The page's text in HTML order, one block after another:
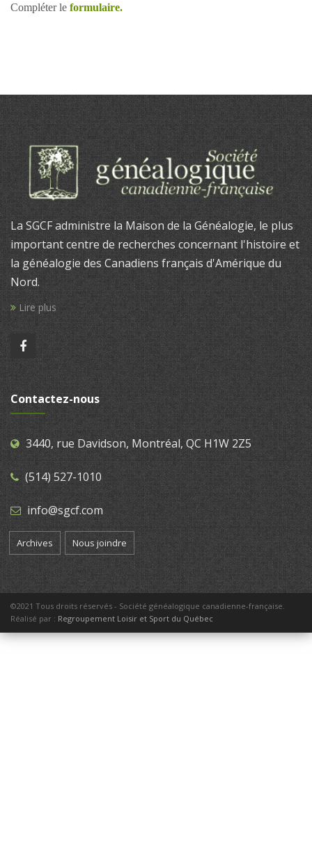
Compléter le formulaire.
La SGCF administre la Maison de la Généalogie, le plus
important centre de recherches concernant l'histoire et
la généalogie des Canadiens français d'Amérique du
Nord.
Lire plus
Contactez-nous
3440, rue Davidson, Montréal, QC H1W 2Z5
(514) 527-1010
info@sgcf.com
Archives Nous joindre
©2021 Tous droits réservés - Société généalogique canadienne-française.
Réalisé par : Regroupement Loisir et Sport du Québec